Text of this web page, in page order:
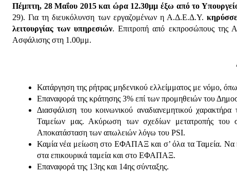
Πέμπτη, 28 Μαΐου 2015 και ώρα 12.30μμ έξω από το
29). Για τη διευκόλυνση των εργαζομένων η Α.Δ.Ε.Δ.Υ.
λειτουργίας των υπηρεσιών. Επιτροπή από εκπροσώπους της
Ασφάλισης στη 1.00μμ.
Κατάργηση της ρήτρας μηδενικού ελλείμματος με νόμο,
Επαναφορά της κράτησης 3% επί των προμηθειών του
Διασφάλιση του κοινωνικού αναδιανεμητικού
Ταμείων μας. Ακύρωση των σχεδίων μετατροπής του
Αποκατάσταση των απωλειών λόγω του PSI.
Καμία νέα μείωση στο ΕΦΑΠΑΞ και σ’ όλα τα Ταμεία. Να
στα επικουρικά ταμεία και στο ΕΦΑΠΑΞ.
Επαναφορά της 13ης και 14ης σύνταξης.